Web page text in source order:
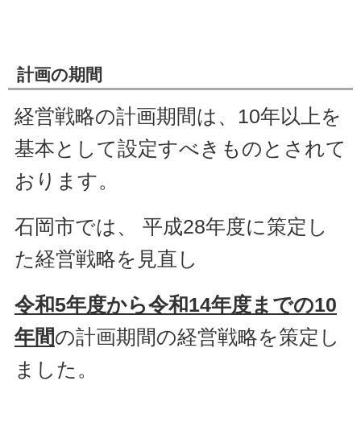
計画の期間
経営戦略の計画期間は、10年以上を
基本として設定すべきものとされて
おります。
石岡市では、 平成28年度に策定し
た経営戦略を見直し
令和5年度から令和14年度までの10
年間の計画期間の経営戦略を策定し
ました。